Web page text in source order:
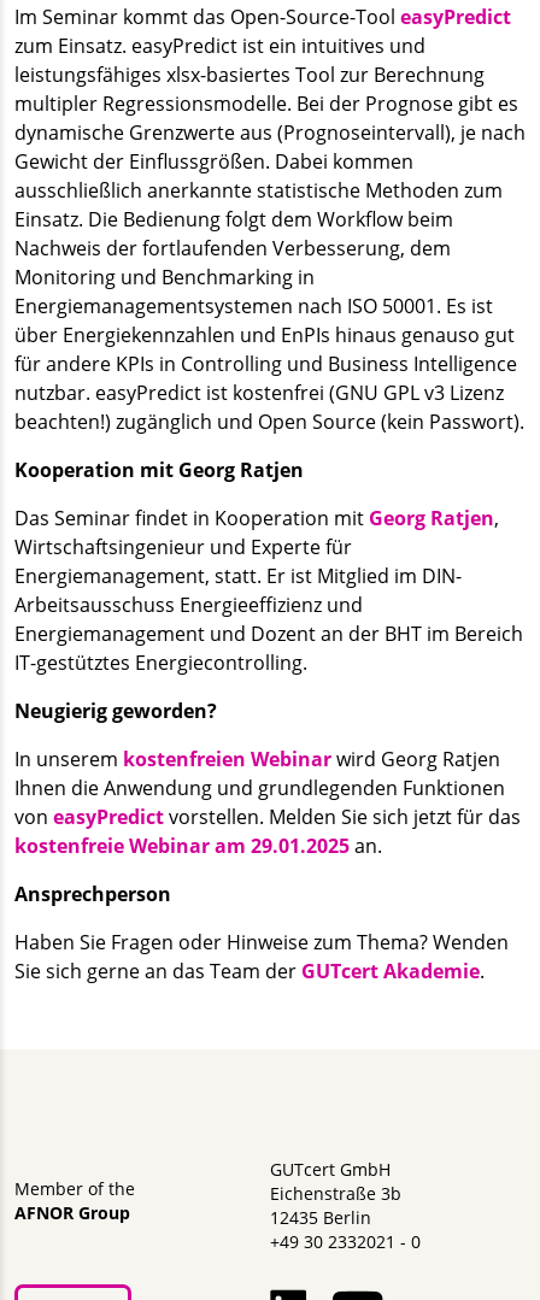
Im Seminar kommt das Open-Source-Tool easyPredict
zum Einsatz. easyPredict ist ein intuitives und
leistungsfähiges xlsx-basiertes Tool zur Berechnung
multipler Regressionsmodelle. Bei der Prognose gibt es
dynamische Grenzwerte aus (Prognoseintervall), je nach
Gewicht der Einflussgrößen. Dabei kommen
ausschließlich anerkannte statistische Methoden zum
Einsatz. Die Bedienung folgt dem Workflow beim
Nachweis der fortlaufenden Verbesserung, dem
Monitoring und Benchmarking in
Energiemanagementsystemen nach ISO 50001. Es ist
über Energiekennzahlen und EnPIs hinaus genauso gut
für andere KPIs in Controlling und Business Intelligence
nutzbar. easyPredict ist kostenfrei (GNU GPL v3 Lizenz
beachten!) zugänglich und Open Source (kein Passwort).
Kooperation mit Georg Ratjen
Das Seminar findet in Kooperation mit Georg Ratjen,
Wirtschaftsingenieur und Experte für
Energiemanagement, statt. Er ist Mitglied im DIN-
Arbeitsausschuss Energieeffizienz und
Energiemanagement und Dozent an der BHT im Bereich
IT-gestütztes Energiecontrolling.
Neugierig geworden?
In unserem kostenfreien Webinarwird Georg Ratjen
Ihnen die Anwendung und grundlegenden Funktionen
von easyPredictvorstellen. Melden Sie sich jetzt für das
kostenfreie Webinar am 29.01.2025an.
Ansprechperson
Haben Sie Fragen oder Hinweise zum Thema? Wenden
Sie sich gerne an das Team der GUTcert Akademie.
Member of the
AFNOR Group
GUTcert GmbH
Eichenstraße 3b
12435 Berlin
+49 30 2332021 - 0